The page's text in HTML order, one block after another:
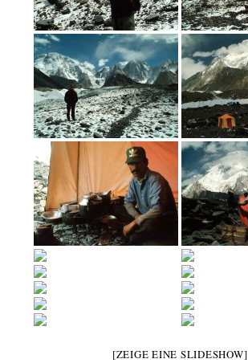
[ZEIGE EINE SLIDESHOW]